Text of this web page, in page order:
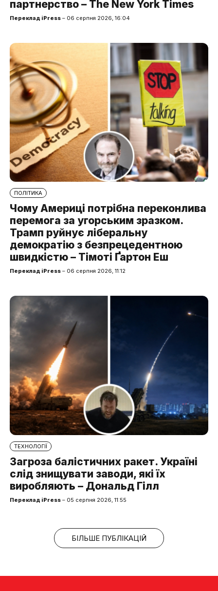
партнерство – The New York Times
Переклад iPress – 06 серпня 2026, 16:04
ПОЛІТИКА
Чому Америці потрібна переконлива
перемога за угорським зразком.
Трамп руйнує ліберальну
демократію з безпрецедентною
швидкістю – Тімоті Ґартон Еш
Переклад iPress – 06 серпня 2026, 11:12
ТЕХНОЛОГІЇ
Загроза балістичних ракет. Україні
слід знищувати заводи, які їх
виробляють – Дональд Гілл
Переклад iPress – 05 серпня 2026, 11:55
БІЛЬШЕ ПУБЛІКАЦІЙ